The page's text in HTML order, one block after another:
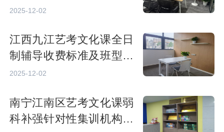
2025-12-02
江西九江艺考文化课全日
制辅导收费标准及班型详
解
2025-12-02
南宁江南区艺考文化课弱
科补强针对性集训机构排